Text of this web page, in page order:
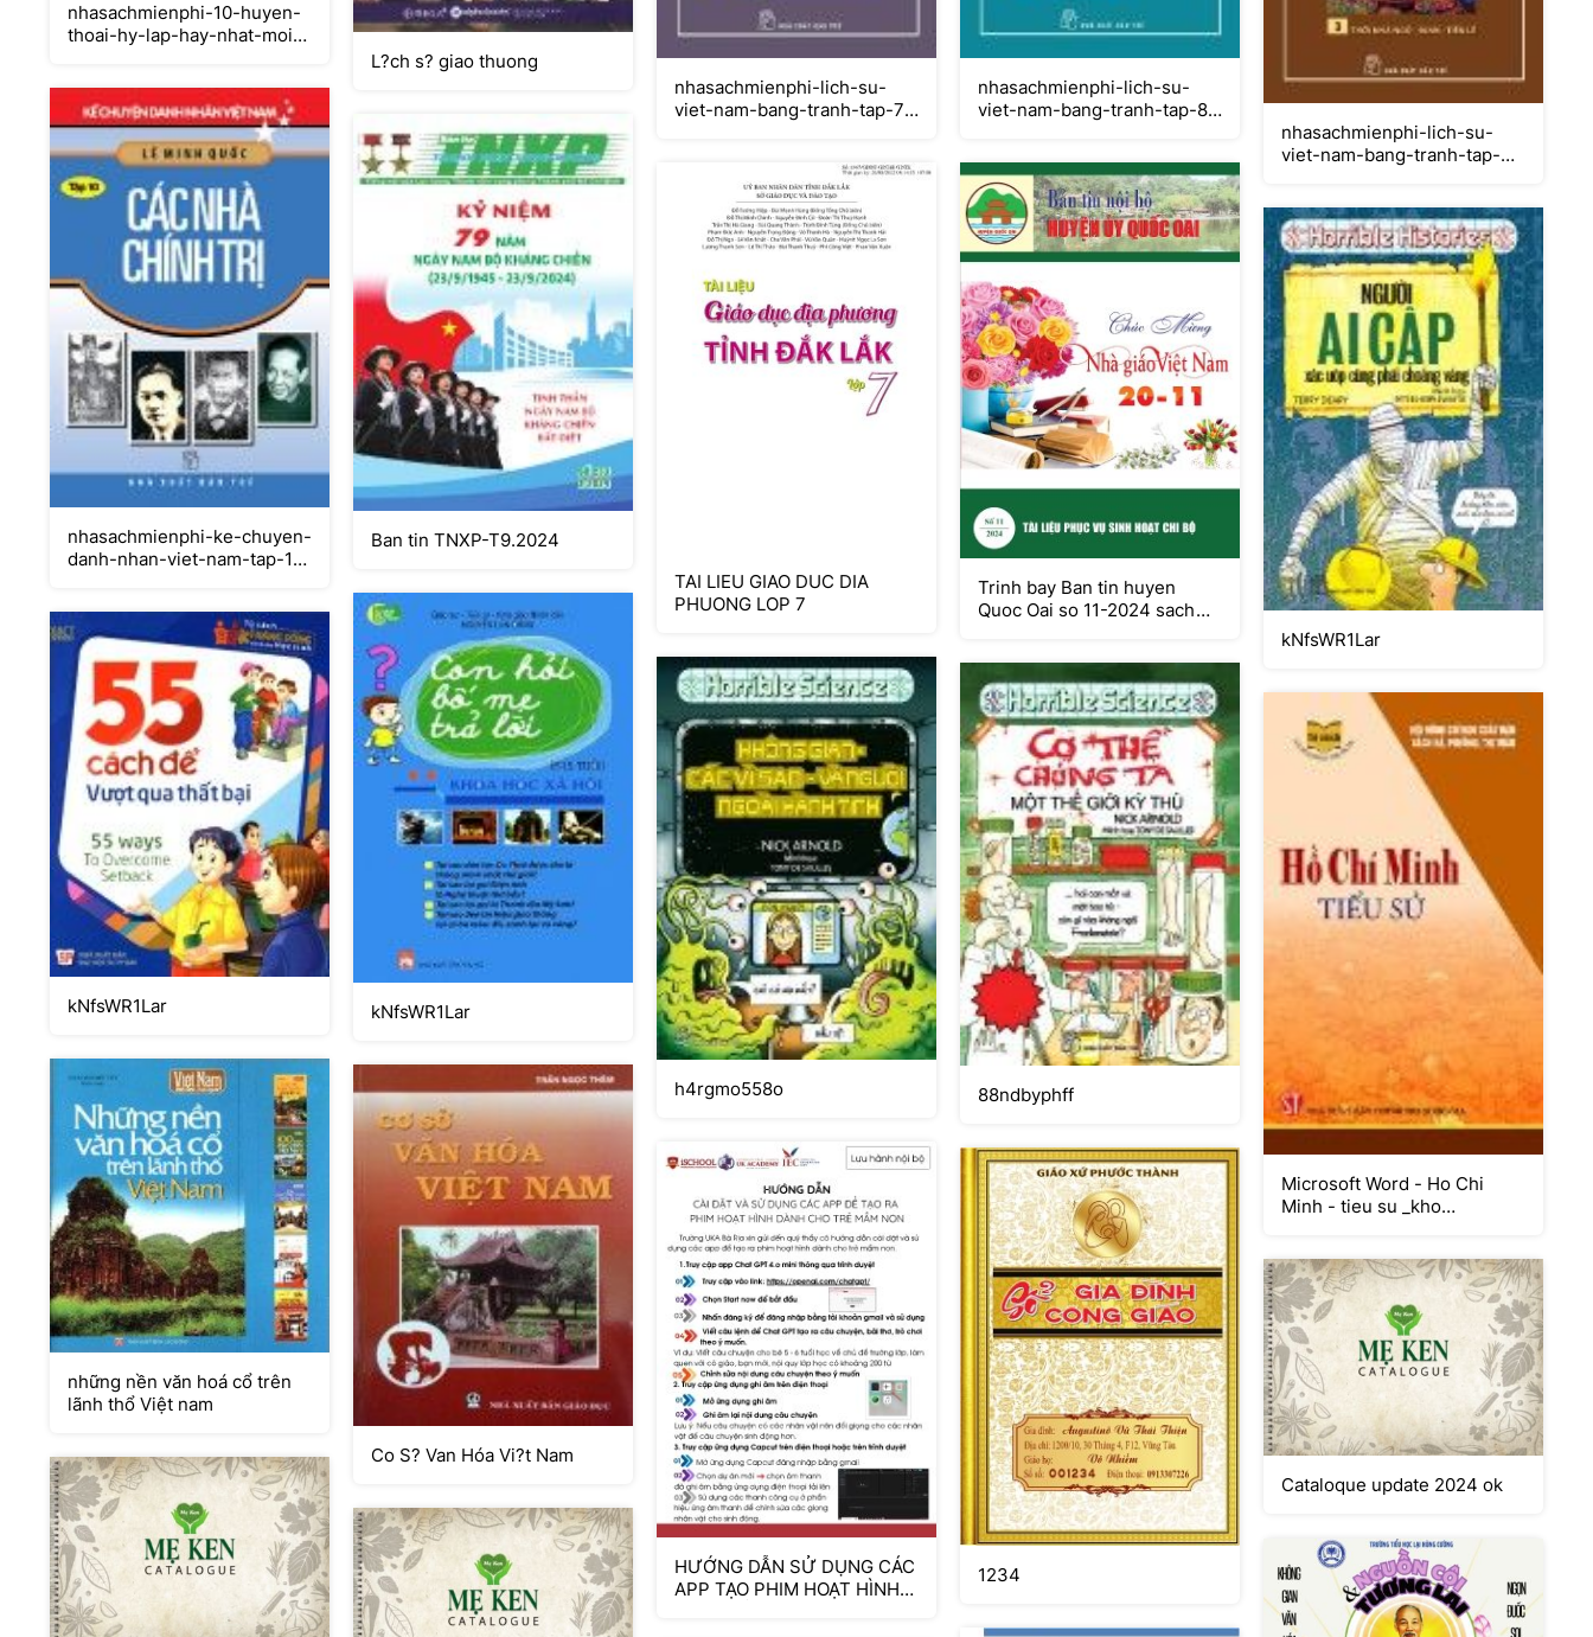
nhasachmienphi-10-huyen-
thoai-hy-lap-hay-nhat-moi-
L?ch s? giao thuong
nhasachmienphi-lich-su-
viet-nam-bang-tranh-tap-7-
nhasachmienphi-lich-su-
viet-nam-bang-tranh-tap-8-
nhasachmienphi-lich-su-
viet-nam-bang-tranh-tap-3-
nhasachmienphi-ke-chuyen-
danh-nhan-viet-nam-tap-10-
Ban tin TNXP-T9.2024
TAI LIEU GIAO DUC DIA
PHUONG LOP 7
Trinh bay Ban tin huyen
Quoc Oai so 11-2024 sach
kNfsWR1Lar
kNfsWR1Lar kNfsWR1Lar
h4rgmo558o 88ndbyphff
Microsoft Word - Ho Chi
Minh - tieu su _kho
những nền văn hoá cổ trên
lãnh thổ Việt nam
Co S? Van Hóa Vi?t Nam
HƯỚNG DẪN SỬ DỤNG CÁC
APP TẠO PHIM HOẠT HÌNH
1234
Cataloque update 2024 ok